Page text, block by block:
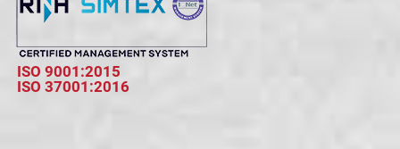
ISO 9001:2015
ISO 37001:2016